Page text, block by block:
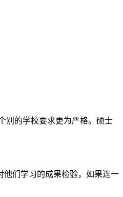
别的学校要求更为严格。硕士
他们学习的成果检验，如果连一